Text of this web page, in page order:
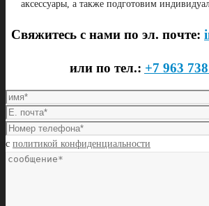
аксессуары, а также подготовим
Свяжитесь с нами по эл. почте:
или по тел.: +7 963
с политикой конфиденциальности